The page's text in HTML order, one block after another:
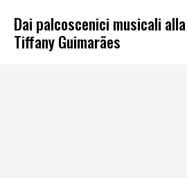
Dai palcoscenici musicali
Tiffany Guimarães